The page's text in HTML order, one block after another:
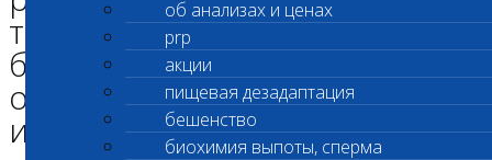
об анализах и ценах
prp
акции
пищевая дезадаптация
бешенство
биохимия выпоты, сперма
также пожелания или
благодарностивы можете
отправлять в лабораторию,
используя данные бланки.